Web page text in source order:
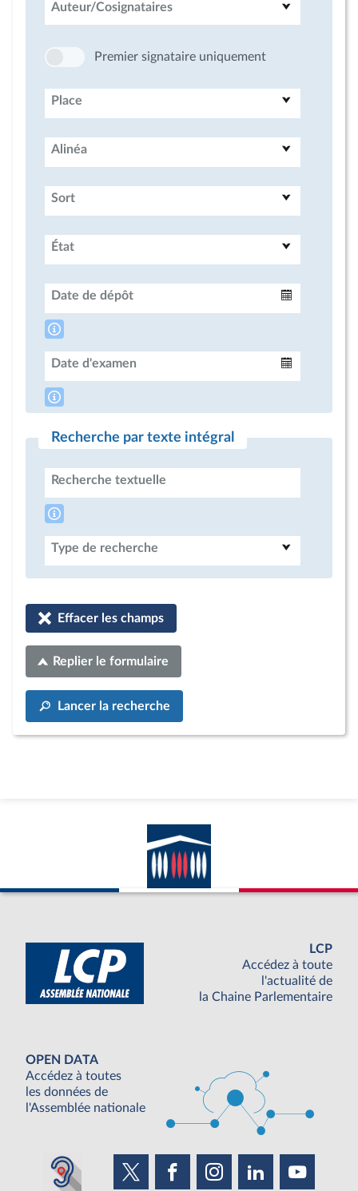
Auteur/Cosignataires
Premier signataire uniquement
Place
Alinéa
Sort
État
Date de dépôt
Date d'examen
Recherche par texte intégral
Recherche textuelle
Type de recherche
Effacer les champs
Replier le formulaire
Lancer la recherche
LCP
Accédez à toute
l'actualité de
la Chaine Parlementaire
OPEN DATA
Accédez à toutes
les données de
l'Assemblée nationale